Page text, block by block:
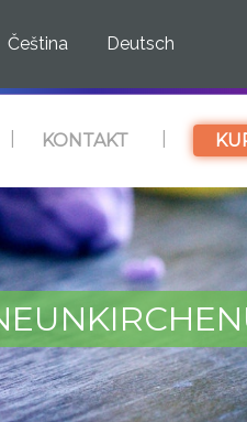
Čeština Deutsch
KONTAKT